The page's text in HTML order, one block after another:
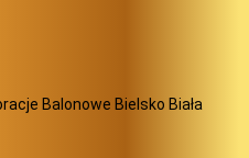
Balonowe Bielsko Biała